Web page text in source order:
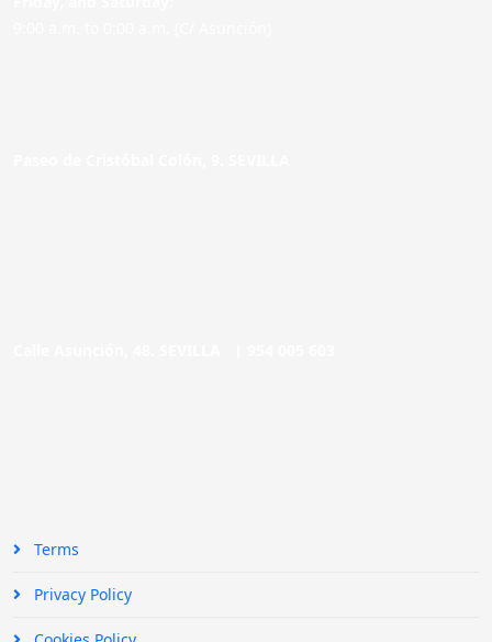
Terms
Privacy Policy